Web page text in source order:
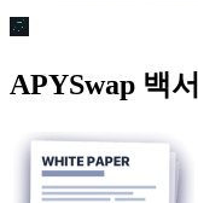
APYSwap 백서